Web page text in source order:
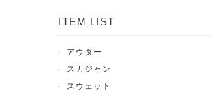
ITEM LIST
アウター
スカジャン
スウェット